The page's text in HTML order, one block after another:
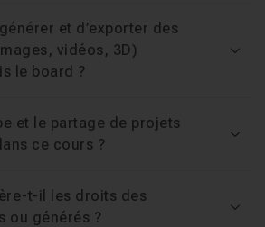
et d’exporter des
vidéos, 3D)
le board ?
et le partage de projets
ce cours ?
t-il les droits des
ou générés ?